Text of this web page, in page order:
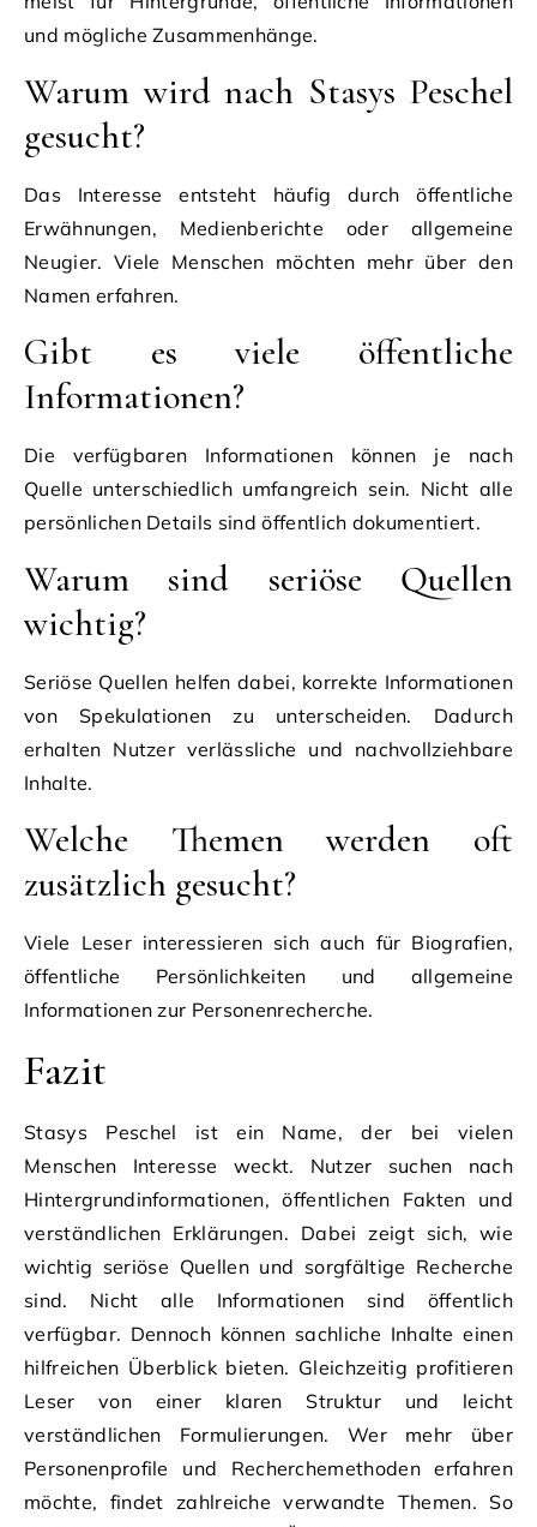
und mögliche Zusammenhänge.
Warum wird nach Stasys Peschel
gesucht?
Das Interesse entsteht häufig durch öffentliche
Erwähnungen, Medienberichte oder allgemeine
Neugier. Viele Menschen möchten mehr über den
Namen erfahren.
Gibt es viele öffentliche
Informationen?
Die verfügbaren Informationen können je nach
Quelle unterschiedlich umfangreich sein. Nicht alle
persönlichen Details sind öffentlich dokumentiert.
Warum sind seriöse Quellen
wichtig?
Seriöse Quellen helfen dabei, korrekte Informationen
von Spekulationen zu unterscheiden. Dadurch
erhalten Nutzer verlässliche und nachvollziehbare
Inhalte.
Welche Themen werden oft
zusätzlich gesucht?
Viele Leser interessieren sich auch für Biografien,
öffentliche Persönlichkeiten und allgemeine
Informationen zur Personenrecherche.
Fazit
Stasys Peschel ist ein Name, der bei vielen
Menschen Interesse weckt. Nutzer suchen nach
Hintergrundinformationen, öffentlichen Fakten und
verständlichen Erklärungen. Dabei zeigt sich, wie
wichtig seriöse Quellen und sorgfältige Recherche
sind. Nicht alle Informationen sind öffentlich
verfügbar. Dennoch können sachliche Inhalte einen
hilfreichen Überblick bieten. Gleichzeitig profitieren
Leser von einer klaren Struktur und leicht
verständlichen Formulierungen. Wer mehr über
Personenprofile und Recherchemethoden erfahren
möchte, findet zahlreiche verwandte Themen. So